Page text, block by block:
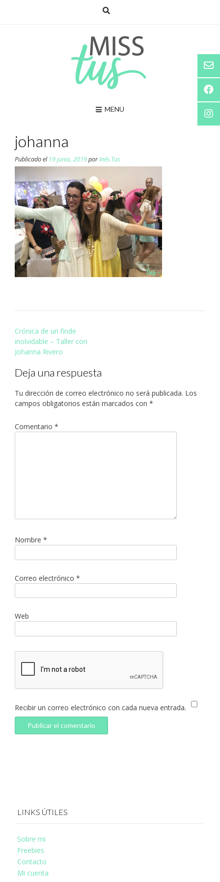
MENU
johanna
Publicado el 19 junio, 2019porInés Tus
Navegación
de
entradas
Crónica de un finde
inolvidable – Taller con
Johanna Rivero
Deja una respuesta
Tu dirección de correo electrónico no será publicada. Los
campos obligatorios están marcados con *
Comentario *
Nombre *
Correo electrónico *
Web
Recibir un correo electrónico con cada nueva entrada.
LINKS ÚTILES
Sobre mi
Freebies
Contacto
Mi cuenta